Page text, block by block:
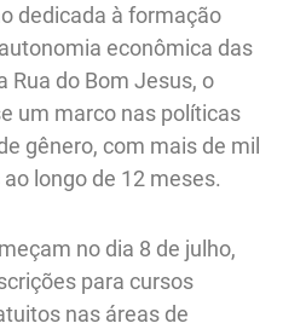
dedicada à formação
econômica das
Rua do Bom Jesus, o
um marco nas políticas
gênero, com mais de mil
longo de 12 meses.
no dia 8 de julho,
para cursos
nas áreas de